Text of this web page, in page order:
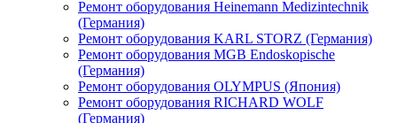
Ремонт оборудования Heinemann Medizintechnik
(Германия)
Ремонт оборудования KARL STORZ (Германия)
Ремонт оборудования MGB Endoskopische
(Германия)
Ремонт оборудования OLYMPUS (Япония)
Ремонт оборудования RICHARD WOLF
(Германия)